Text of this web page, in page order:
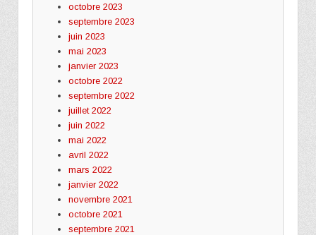
octobre 2023
septembre 2023
juin 2023
mai 2023
janvier 2023
octobre 2022
septembre 2022
juillet 2022
juin 2022
mai 2022
avril 2022
mars 2022
janvier 2022
novembre 2021
octobre 2021
septembre 2021